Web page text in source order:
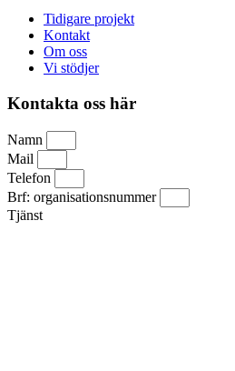
Tidigare projekt
Kontakt
Om oss
Vi stödjer
Kontakta oss här
Namn
Mail
Telefon
Brf: organisationsnummer
Tjänst